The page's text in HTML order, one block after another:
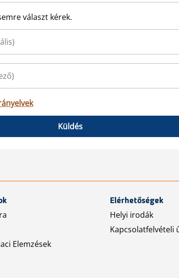
választ kérek.
Küldés
Elemzések
Elérhetőségek
Helyi irodák
Kapcsolatfelvételi